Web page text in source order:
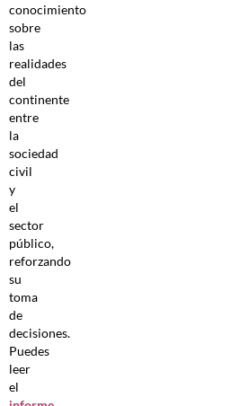
conocimiento
sobre
las
realidades
del
continente
entre
la
sociedad
civil
y
el
sector
público,
reforzando
su
toma
de
decisiones.
Puedes
leer
el